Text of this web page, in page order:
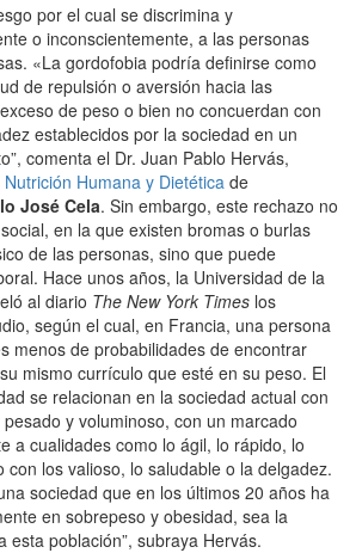
por el cual se discrimina y
o inconscientemente, a las personas
«La gordofobia podría definirse como
de repulsión o aversión hacia las
de peso o bien no concuerdan con
establecidos por la sociedad en un
comenta el Dr. Juan Pablo Hervás,
Humana y Dietética de
José Cela. Sin embargo, este rechazo no
en la que existen bromas o burlas
de las personas, sino que puede
Hace unos años, la Universidad de la
al diario The New York Times los
según el cual, en Francia, una persona
menos de probabilidades de encontrar
mismo currículo que esté en su peso. El
se relacionan en la sociedad actual con
y voluminoso, con un marcado
a cualidades como lo ágil, lo rápido, lo
con los valioso, lo saludable o la delgadez.
sociedad que en los últimos 20 años ha
en sobrepeso y obesidad, sea la
esta población”, subraya Hervás.